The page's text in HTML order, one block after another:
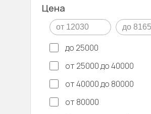
Цена
до 25000
от 25000 до 40000
от 40000 до 80000
от 80000